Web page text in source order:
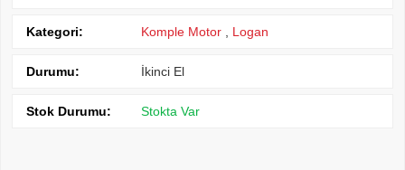
Kategori: Komple Motor Logan
Durumu: İkinci El
Stok Durumu: Stokta Var